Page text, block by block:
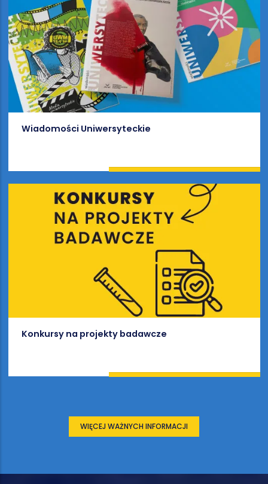
Wiadomości Uniwersyteckie
Konkursy na projekty badawcze
WIĘCEJ WAŻNYCH INFORMACJI